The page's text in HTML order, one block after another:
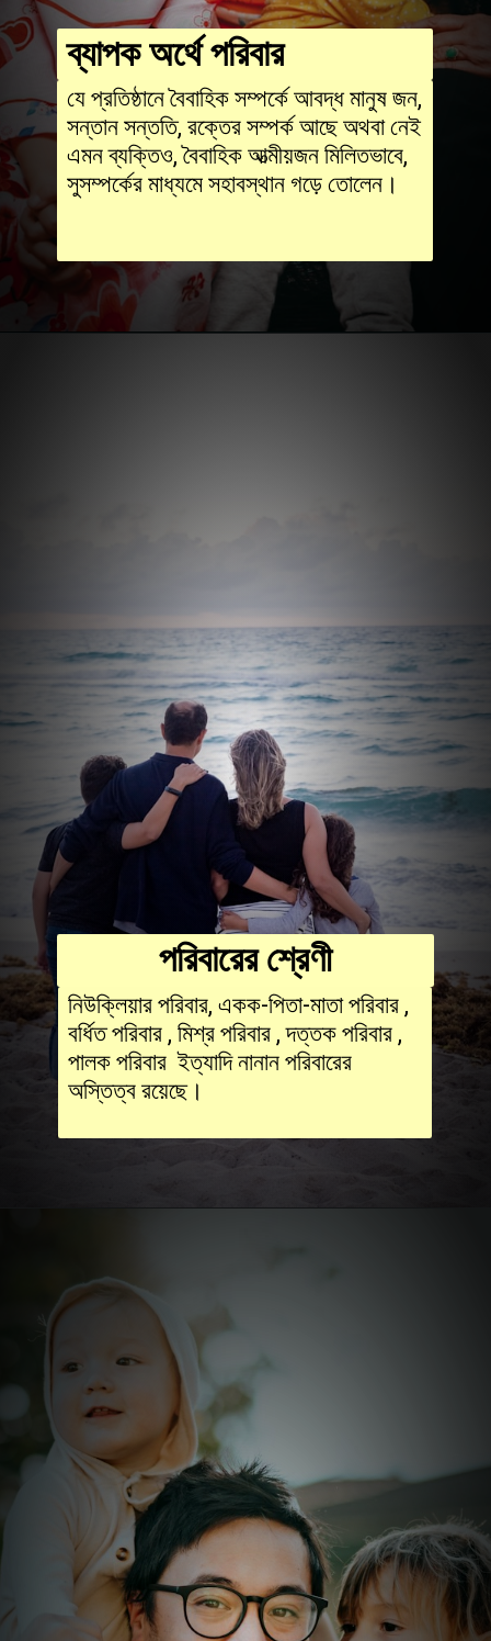
ব্যাপক অর্থে পরিবার
যে প্রতিষ্ঠানে বৈবাহিক সম্পর্কে আবদ্ধ মানুষ জন,
সন্তান সন্ততি, রক্তের সম্পর্ক আছে অথবা নেই
এমন ব্যক্তিও, বৈবাহিক আত্মীয়জন মিলিতভাবে,
সুসম্পর্কের মাধ্যমে সহাবস্থান গড়ে তোলেন।
পরিবারের শ্রেণী
নিউক্লিয়ার পরিবার, একক-পিতা-মাতা পরিবার ,
বর্ধিত পরিবার , মিশ্র পরিবার , দত্তক পরিবার ,
পালক পরিবার ইত্যাদি নানান পরিবারের
অস্তিত্ব রয়েছে।